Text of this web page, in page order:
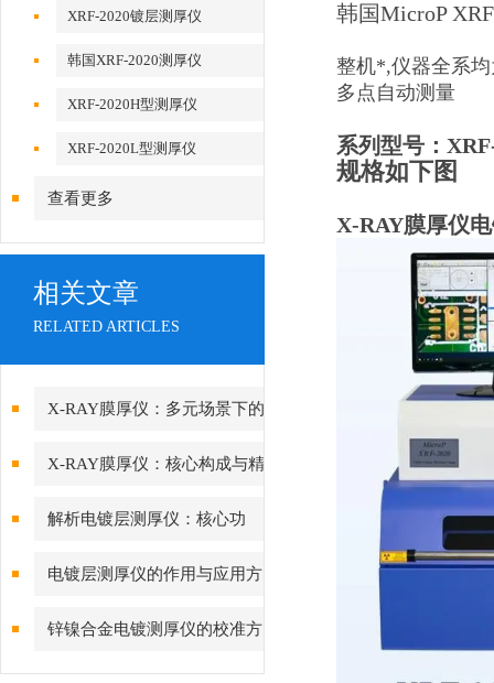
XRF-2020镀层测厚仪
韩国XRF-2020测厚仪
XRF-2020H型测厚仪
XRF-2020L型测厚仪
查看更多
相关文章
RELATED ARTICLES
X-RAY膜厚仪：多元场景下的
精准检测边界
X-RAY膜厚仪：核心构成与精
密协作的科技密码
解析电镀层测厚仪：核心功
能、行业应用与技术亮点
电镀层测厚仪的作用与应用方
向分析
锌镍合金电镀测厚仪的校准方
法与重要性
韩国MicroP
整机*,仪器全系
多点自动测量
系列型号：
规格如下图
X-RAY膜厚仪